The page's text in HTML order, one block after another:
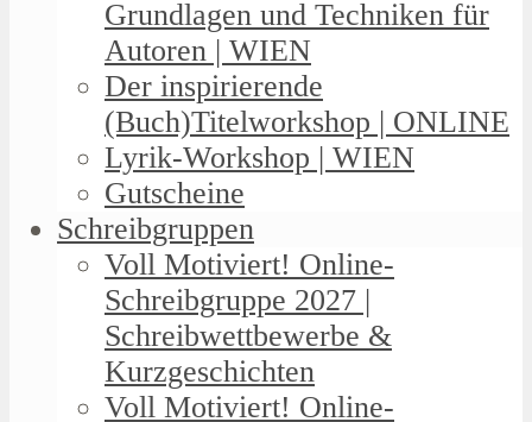
Grundlagen und Techniken für
Autoren | WIEN
Der inspirierende
(Buch)Titelworkshop | ONLINE
Lyrik-Workshop | WIEN
Gutscheine
Schreibgruppen
Voll Motiviert! Online-
Schreibgruppe 2027 |
Schreibwettbewerbe &
Kurzgeschichten
Voll Motiviert! Online-